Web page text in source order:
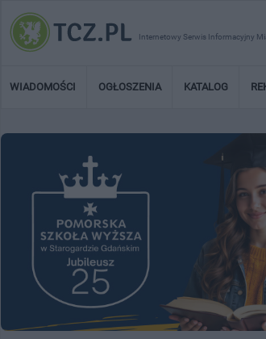
Internetowy Serwis Informacyjny
WIADOMOŚCI OGŁOSZENIA KATALOG